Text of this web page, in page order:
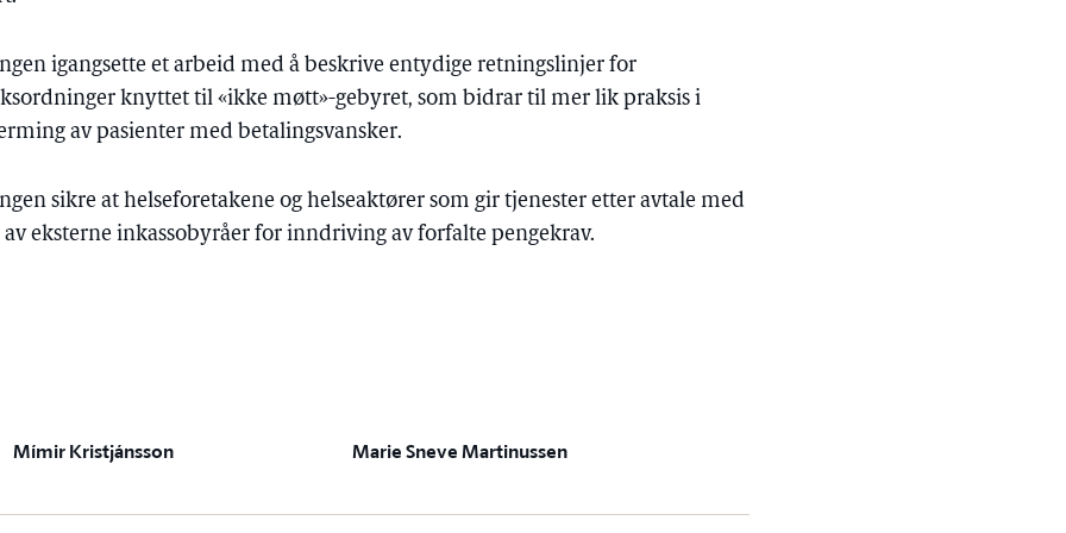
igangsette et arbeid med å beskrive entydige retningslinjer for
knyttet til «ikke møtt»-gebyret, som bidrar til mer lik praksis i
av pasienter med betalingsvansker.
sikre at helseforetakene og helseaktører som gir tjenester etter avtale med
av eksterne inkassobyråer for inndriving av forfalte pengekrav.
Mímir Kristjánsson Marie Sneve Martinussen